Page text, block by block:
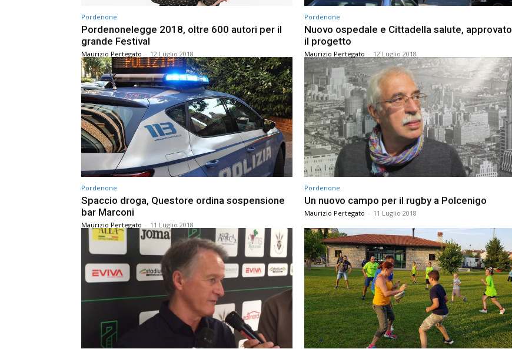
Pordenone
Pordenonelegge 2018, oltre 600 autori per il
grande Festival
Maurizio Pertegato - 12 Luglio 2018
Pordenone
Nuovo ospedale e Cittadella salute, approvato
il progetto
Maurizio Pertegato - 12 Luglio 2018
Pordenone
Spaccio droga, Questore ordina sospensione
bar Marconi
Maurizio Pertegato - 11 Luglio 2018
Pordenone
Un nuovo campo per il rugby a Polcenigo
Maurizio Pertegato - 11 Luglio 2018